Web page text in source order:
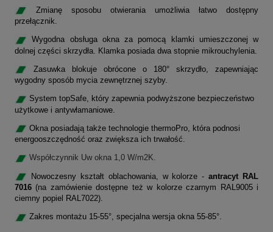
Zmianę sposobu otwierania umożliwia łatwo dostępny
przełącznik.
Wygodna obsługa okna za pomocą klamki umieszczonej w
dolnej części skrzydła. Klamka posiada dwa stopnie mikrouchylenia.
Zasuwka blokuje obrócone o 180° skrzydło, zapewniając
wygodny sposób mycia zewnętrznej szyby.
System topSafe, który zapewnia podwyższone bezpieczeństwo
użytkowe i antywłamaniowe.
Okna posiadają także technologie thermoPro, która podnosi
energooszczędność oraz zwiększa ich trwałość.
Współczynnik Uw okna 1,0 W/m2K.
Nowoczesny kształt oblachowania, w kolorze -antracyt RAL
7016 (na zamówienie dostępne też w kolorze czarnym RAL9005 i
ciemny popiel RAL7022).
Zakres montażu 15-55°, specjalna wersja okna 55-85°.